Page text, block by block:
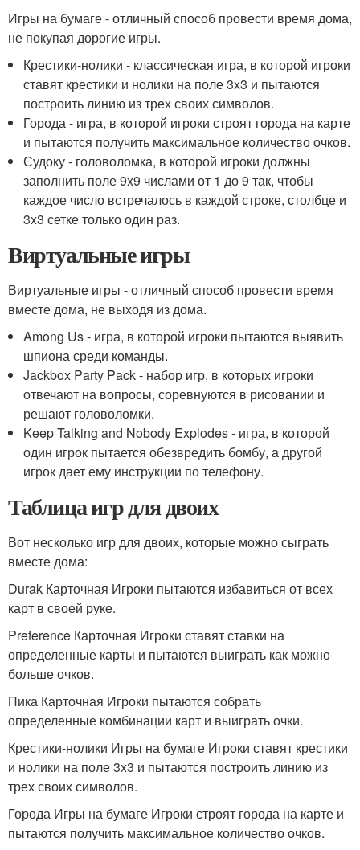
Игры на бумаге - отличный способ провести время дома,
не покупая дорогие игры.
Крестики-нолики - классическая игра, в которой игроки
ставят крестики и нолики на поле 3x3 и пытаются
построить линию из трех своих символов.
Города - игра, в которой игроки строят города на карте
и пытаются получить максимальное количество очков.
Судоку - головоломка, в которой игроки должны
заполнить поле 9x9 числами от 1 до 9 так, чтобы
каждое число встречалось в каждой строке, столбце и
3x3 сетке только один раз.
Виртуальные игры
Виртуальные игры - отличный способ провести время
вместе дома, не выходя из дома.
Among Us - игра, в которой игроки пытаются выявить
шпиона среди команды.
Jackbox Party Pack - набор игр, в которых игроки
отвечают на вопросы, соревнуются в рисовании и
решают головоломки.
Keep Talking and Nobody Explodes - игра, в которой
один игрок пытается обезвредить бомбу, а другой
игрок дает ему инструкции по телефону.
Таблица игр для двоих
Вот несколько игр для двоих, которые можно сыграть
вместе дома:
Durak Карточная Игроки пытаются избавиться от всех
карт в своей руке.
Preference Карточная Игроки ставят ставки на
определенные карты и пытаются выиграть как можно
больше очков.
Пика Карточная Игроки пытаются собрать
определенные комбинации карт и выиграть очки.
Крестики-нолики Игры на бумаге Игроки ставят крестики
и нолики на поле 3x3 и пытаются построить линию из
трех своих символов.
Города Игры на бумаге Игроки строят города на карте и
пытаются получить максимальное количество очков.